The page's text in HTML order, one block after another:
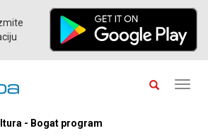
- Bogat program